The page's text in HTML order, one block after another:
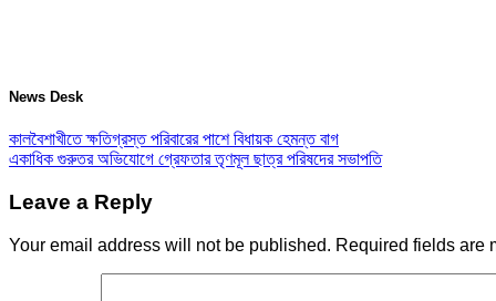
News Desk
কালবৈশাখীতে ক্ষতিগ্রস্ত পরিবারের পাশে বিধায়ক হেমন্ত বাগ
একাধিক গুরুতর অভিযোগে গ্রেফতার তৃণমূল ছাত্র পরিষদের সভাপতি
Leave a Reply
Your email address will not be published. Required fields are